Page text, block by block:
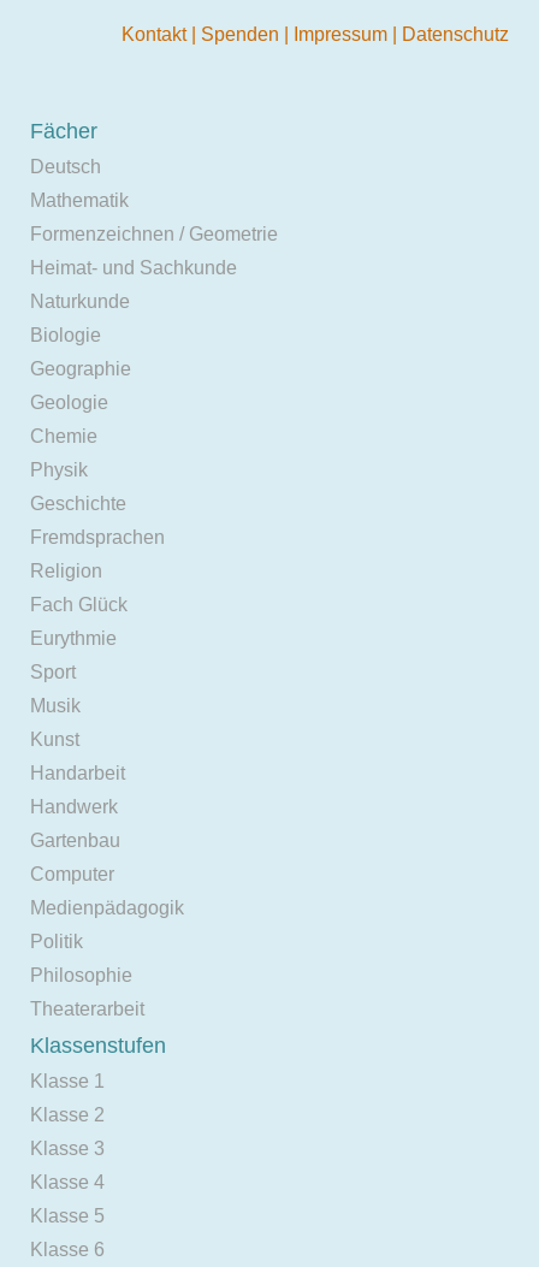
Kontakt Spenden Impressum Datenschutz
Fächer
Deutsch
Mathematik
Formenzeichnen / Geometrie
Heimat- und Sachkunde
Naturkunde
Biologie
Geographie
Geologie
Chemie
Physik
Geschichte
Fremdsprachen
Religion
Fach Glück
Eurythmie
Sport
Musik
Kunst
Handarbeit
Handwerk
Gartenbau
Computer
Medienpädagogik
Politik
Philosophie
Theaterarbeit
Klassenstufen
Klasse 1
Klasse 2
Klasse 3
Klasse 4
Klasse 5
Klasse 6